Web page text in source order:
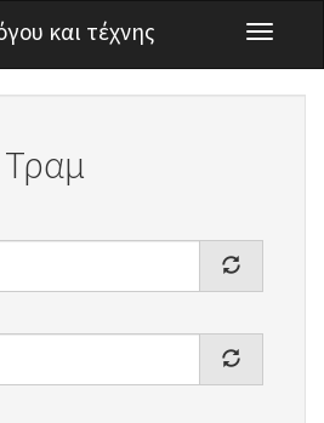
και τέχνης
Toggle